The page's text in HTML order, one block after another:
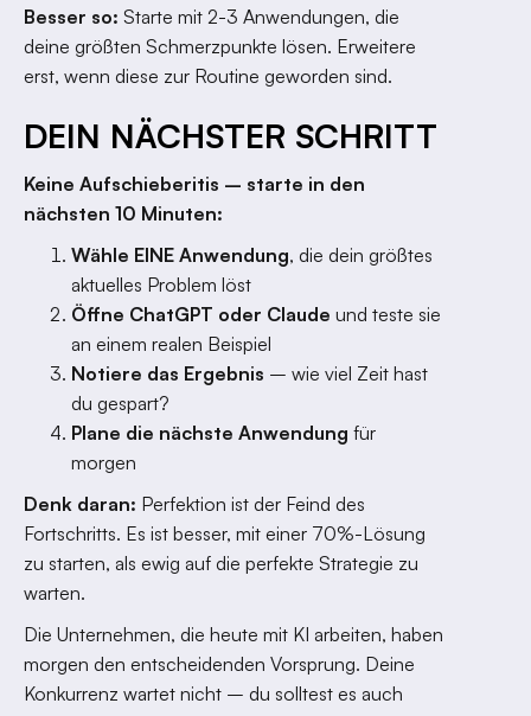
Besser so: Starte mit 2-3 Anwendungen, die
deine größten Schmerzpunkte lösen. Erweitere
erst, wenn diese zur Routine geworden sind.
DEIN NÄCHSTER SCHRITT
Keine Aufschieberitis – starte in den
nächsten 10 Minuten:
Wähle EINE Anwendung, die dein größtes
aktuelles Problem löst
Öffne ChatGPT oder Claude und teste sie
an einem realen Beispiel
Notiere das Ergebnis – wie viel Zeit hast
du gespart?
Plane die nächste Anwendung für
morgen
Denk daran: Perfektion ist der Feind des
Fortschritts. Es ist besser, mit einer 70%-Lösung
zu starten, als ewig auf die perfekte Strategie zu
warten.
Die Unternehmen, die heute mit KI arbeiten, haben
morgen den entscheidenden Vorsprung. Deine
Konkurrenz wartet nicht – du solltest es auch